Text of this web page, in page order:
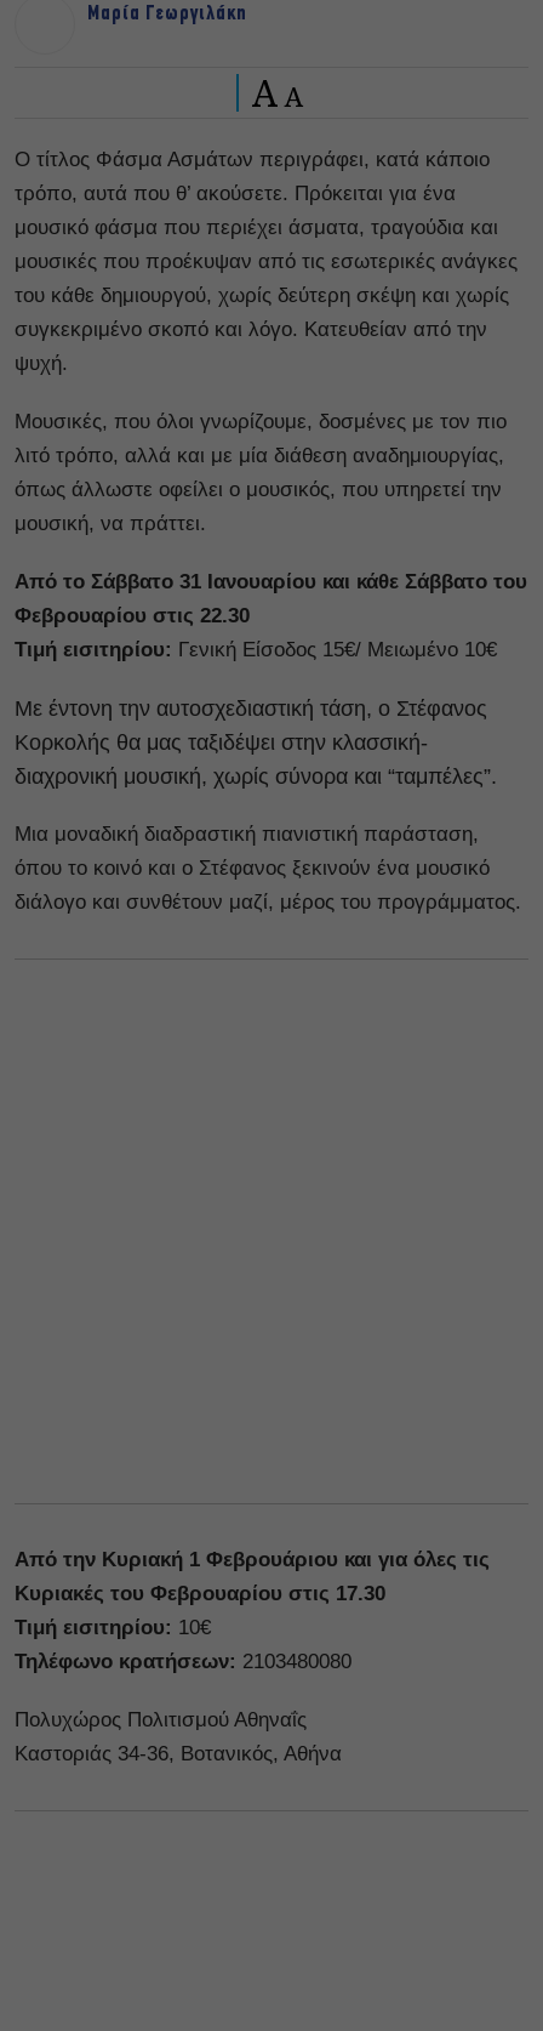
Μαρία Γεωργιλάκη
A A
O τίτλος Φάσμα Ασμάτων περιγράφει, κατά κάποιο
τρόπο, αυτά που θ’ ακούσετε. Πρόκειται για ένα
μουσικό φάσμα που περιέχει άσματα, τραγούδια και
μουσικές που προέκυψαν από τις εσωτερικές ανάγκες
του κάθε δημιουργού, χωρίς δεύτερη σκέψη και χωρίς
συγκεκριμένο σκοπό και λόγο. Κατευθείαν από την
ψυχή.
Μουσικές, που όλοι γνωρίζουμε, δοσμένες με τον πιο
λιτό τρόπο, αλλά και με μία διάθεση αναδημιουργίας,
όπως άλλωστε οφείλει ο μουσικός, που υπηρετεί την
μουσική, να πράττει.
Από το Σάββατο 31 Ιανουαρίου και κάθε Σάββατο του
Φεβρουαρίου στις 22.30
Tιμή εισιτηρίου: Γενική Είσοδος 15€/ Μειωμένο 10€
Με έντονη την αυτοσχεδιαστική τάση, ο Στέφανος
Κορκολής θα μας ταξιδέψει στην κλασσική-
διαχρονική μουσική, χωρίς σύνορα και “ταμπέλες”.
Μια μοναδική διαδραστική πιανιστική παράσταση,
όπου το κοινό και ο Στέφανος ξεκινούν ένα μουσικό
διάλογο και συνθέτουν μαζί, μέρος του προγράμματος.
Από την Κυριακή 1 Φεβρουάριου και για όλες τις
Κυριακές του Φεβρουαρίου στις 17.30
Tιμή εισιτηρίου: 10€
Τηλέφωνο κρατήσεων: 2103480080
Πολυχώρος Πολιτισμού Αθηναΐς
Καστοριάς 34-36, Βοτανικός, Αθήνα